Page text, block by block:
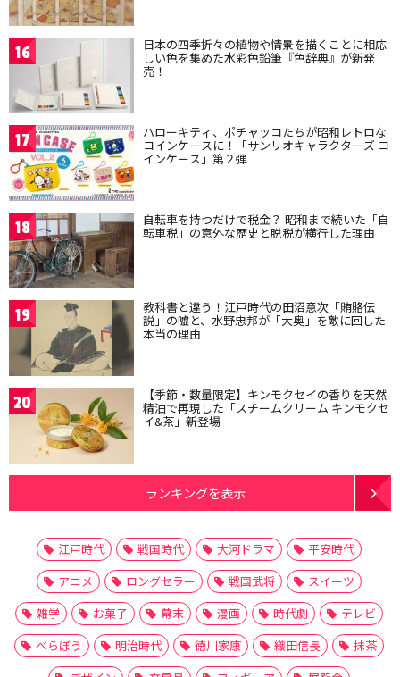
16 日本の四季折々の植物や情景を描くことに相応
しい色を集めた水彩色鉛筆『色辞典』が新発
売！
17 ハローキティ、ポチャッコたちが昭和レトロな
コインケースに！「サンリオキャラクターズ コ
インケース」第２弾
18 自転車を持つだけで税金？ 昭和まで続いた「自
転車税」の意外な歴史と脱税が横行した理由
19 教科書と違う！江戸時代の田沼意次「賄賂伝
説」の嘘と、水野忠邦が「大奥」を敵に回した
本当の理由
20 【季節・数量限定】キンモクセイの香りを天然
精油で再現した「スチームクリーム キンモクセ
イ&茶」新登場
ランキングを表示
江戸時代 戦国時代 大河ドラマ
平安時代
アニメ
ロングセラー 戦国武将
スイーツ
雑学
お菓子 幕末 漫画 時代劇
テレビ
べらぼう
明治時代 徳川家康 織田信長
抹茶